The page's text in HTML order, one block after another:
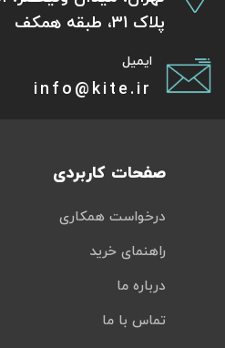
پلاک 31، طبقه همکف
ایمیل
info@kite.ir
صفحات کاربردی
درخواست همکاری
راهنمای خرید
درباره ما
تماس با ما